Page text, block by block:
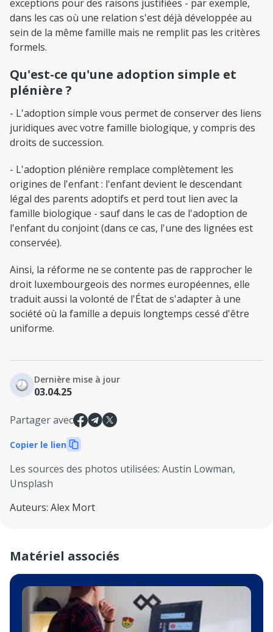
exceptions pour des raisons justifiées - par exemple,
dans les cas où une relation s'est déjà développée au
sein de la même famille mais ne remplit pas les critères
formels.
Qu'est-ce qu'une adoption simple et
plénière ?
- L'adoption simple vous permet de conserver des liens
juridiques avec votre famille biologique, y compris des
droits de succession.
- L'adoption plénière remplace complètement les
origines de l'enfant : l'enfant devient le descendant
légal des parents adoptifs et perd tout lien avec la
famille biologique - sauf dans le cas de l'adoption de
l'enfant du conjoint (dans ce cas, l'une des lignées est
conservée).
Ainsi, la réforme ne se contente pas de rapprocher le
droit luxembourgeois des normes européennes, elle
traduit aussi la volonté de l'État de s'adapter à une
société où la famille a depuis longtemps cessé d'être
uniforme.
Dernière mise à jour
03.04.25
Partager avec
Copier le lien
Les sources des photos utilisées: Austin Lowman,
Unsplash
Auteurs: Alex Mort
Matériel associés